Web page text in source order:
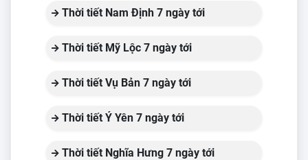
Thời tiết Nam Định 7 ngày tới
Thời tiết Mỹ Lộc 7 ngày tới
Thời tiết Vụ Bản 7 ngày tới
Thời tiết Ý Yên 7 ngày tới
Thời tiết Nghĩa Hưng 7 ngày tới